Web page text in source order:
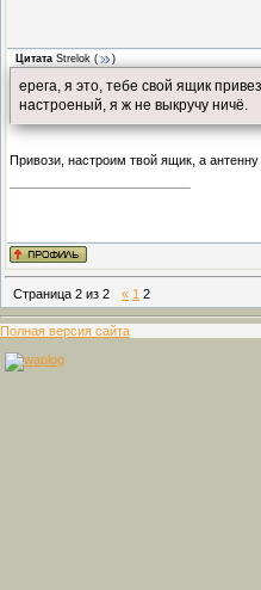
Цитата Strelok ( )
ерега, я это, тебе свой ящик
настроеный, я ж не выкручу ничё.
Привози, настроим твой ящик, а антенну
Страница 2 из 2 « 1 2
Полная версия сайта